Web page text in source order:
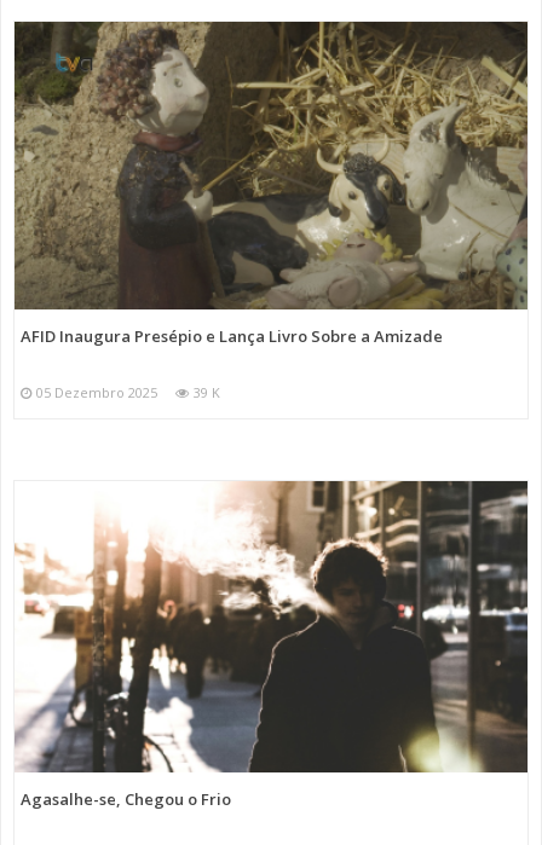
AFID Inaugura Presépio e Lança Livro Sobre a Amizade
05 Dezembro 2025 39 K
Agasalhe-se, Chegou o Frio